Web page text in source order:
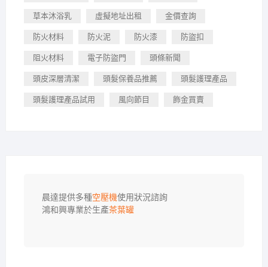
草本沐浴乳 虛擬地址出租 金價查詢
防火材料 防火泥 防火漆 防盜扣
阻火材料 電子防盜門 頭條新聞
頭皮深層清潔 頭髮保養品推薦 頭髮護理產品
頭髮護理產品試用 風向節目 飾金買賣
晨達提供多種空壓機使用狀況諮詢
鴻和興專業於生產茶葉罐